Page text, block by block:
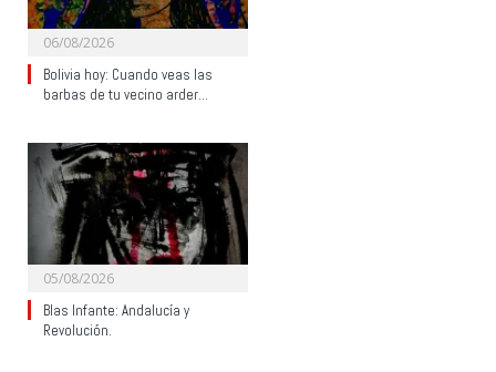
06/08/2026
Bolivia hoy: Cuando veas las
barbas de tu vecino arder…
05/08/2026
Blas Infante: Andalucía y
Revolución.